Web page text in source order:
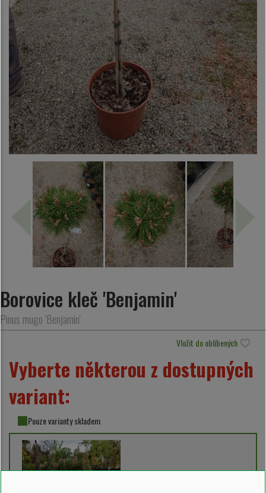
Borovice kleč 'Benjamin'
Pinus mugo 'Benjamin'
Vložit do oblíbených
Vyberte některou z dostupných
variant:
Pouze varianty skladem